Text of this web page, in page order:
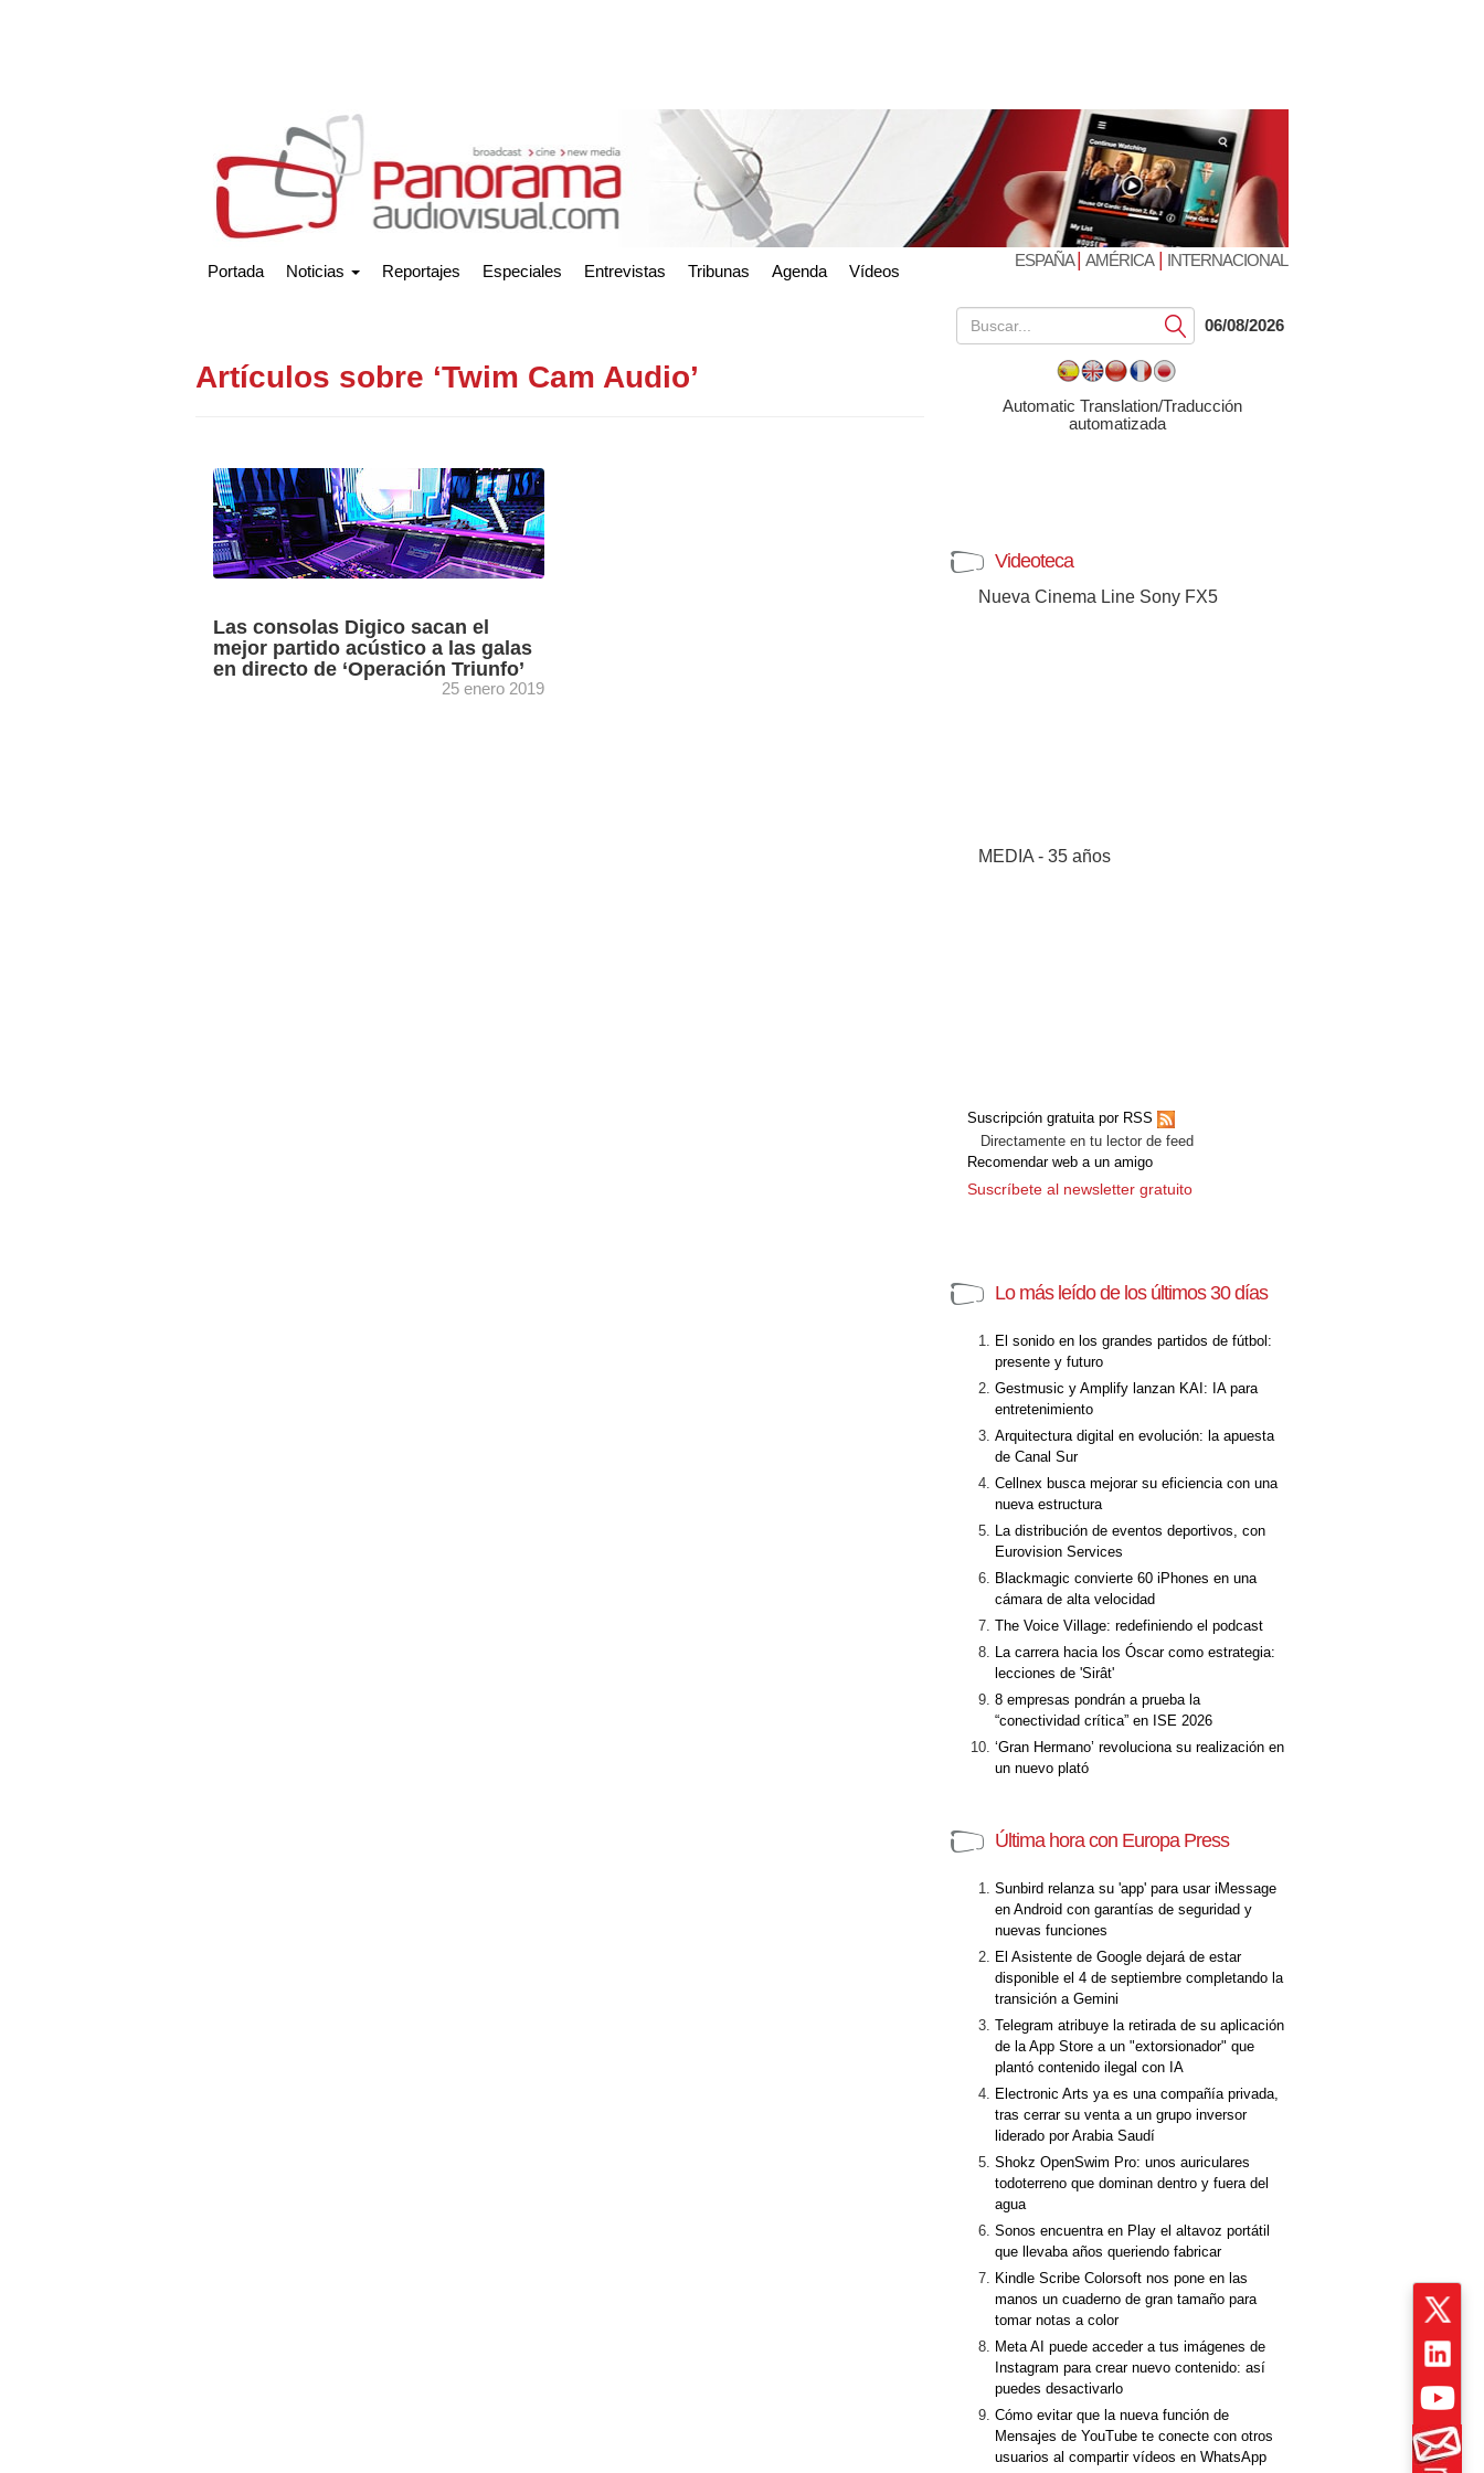
Portada Noticias Reportajes Especiales Entrevistas Tribunas Agenda Vídeos
ESPAÑA| AMÉRICA| INTERNACIONAL
Artículos sobre ‘Twim Cam Audio’
Las consolas Digico sacan el
mejor partido acústico a las galas
en directo de ‘Operación Triunfo’
25 enero 2019
Submit06/08/2026
Automatic Translation/Traducción
automatizada
Videoteca
Nueva Cinema Line Sony FX5
MEDIA - 35 años
Suscripción gratuita por RSS
Directamente en tu lector de feed
Recomendar web a un amigo
Suscríbete al newsletter gratuito
Lo más leído de los últimos 30 días
El sonido en los grandes partidos de fútbol:
presente y futuro
Gestmusic y Amplify lanzan KAI: IA para
entretenimiento
Arquitectura digital en evolución: la apuesta
de Canal Sur
Cellnex busca mejorar su eficiencia con una
nueva estructura
La distribución de eventos deportivos, con
Eurovision Services
Blackmagic convierte 60 iPhones en una
cámara de alta velocidad
The Voice Village: redefiniendo el podcast
La carrera hacia los Óscar como estrategia:
lecciones de 'Sirât'
8 empresas pondrán a prueba la
“conectividad crítica” en ISE 2026
‘Gran Hermano’ revoluciona su realización en
un nuevo plató
Última hora con Europa Press
Sunbird relanza su 'app' para usar iMessage
en Android con garantías de seguridad y
nuevas funciones
El Asistente de Google dejará de estar
disponible el 4 de septiembre completando la
transición a Gemini
Telegram atribuye la retirada de su aplicación
de la App Store a un "extorsionador" que
plantó contenido ilegal con IA
Electronic Arts ya es una compañía privada,
tras cerrar su venta a un grupo inversor
liderado por Arabia Saudí
Shokz OpenSwim Pro: unos auriculares
todoterreno que dominan dentro y fuera del
agua
Sonos encuentra en Play el altavoz portátil
que llevaba años queriendo fabricar
Kindle Scribe Colorsoft nos pone en las
manos un cuaderno de gran tamaño para
tomar notas a color
Meta AI puede acceder a tus imágenes de
Instagram para crear nuevo contenido: así
puedes desactivarlo
Cómo evitar que la nueva función de
Mensajes de YouTube te conecte con otros
usuarios al compartir vídeos en WhatsApp